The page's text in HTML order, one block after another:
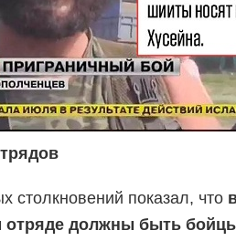
столкновений показал, что
отряде должны быть